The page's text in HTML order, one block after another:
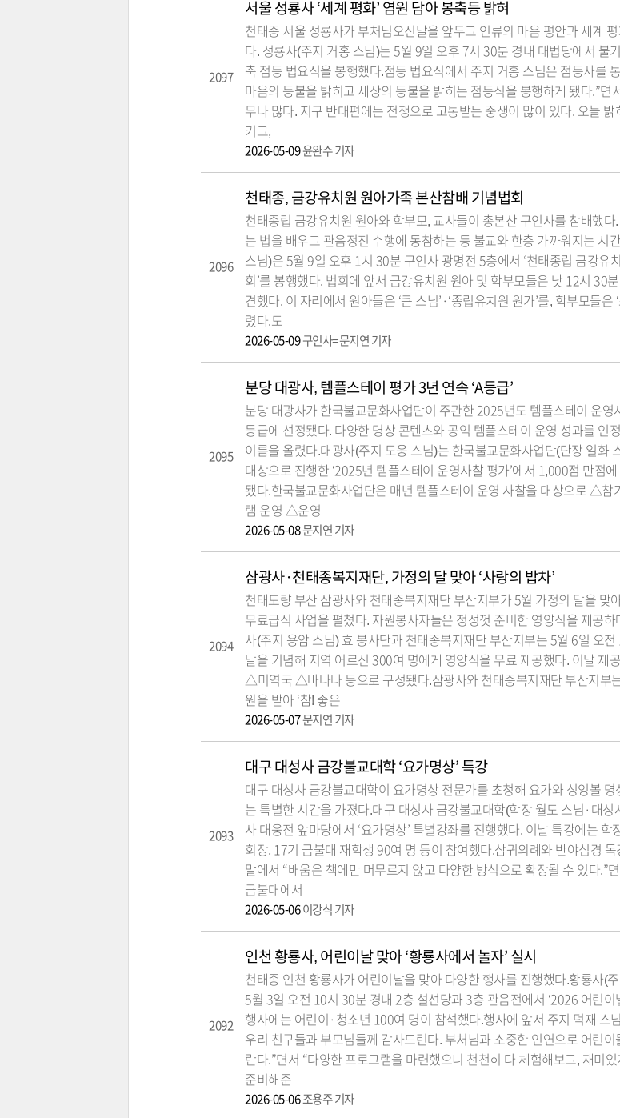
2097
서울 성룡사 ‘세계 평화’ 염원 담아 봉축등 밝혀
천태종 서울 성룡사가 부처님오신날을 앞두고 인류의 마음 평안과 세계
다. 성룡사(주지 거홍 스님)는 5월 9일 오후 7시 30분 경내 대법당에서 불
축 점등 법요식을 봉행했다.점등 법요식에서 주지 거홍 스님은 점등사를
마음의 등불을 밝히고 세상의 등불을 밝히는 점등식을 봉행하게 됐다.”면
무나 많다. 지구 반대편에는 전쟁으로 고통받는 중생이 많이 있다. 오늘 밝
키고,
2026-05-09윤완수 기자
2096
천태종, 금강유치원 원아가족 본산참배 기념법회
천태종립 금강유치원 원아와 학부모, 교사들이 총본산 구인사를 참배했
는 법을 배우고 관음정진 수행에 동참하는 등 불교와 한층 가까워지는 시
스님)은 5월 9일 오후 1시 30분 구인사 광명전 5층에서 ‘천태종립 금강유
회’를 봉행했다. 법회에 앞서 금강유치원 원아 및 학부모들은 낮 12시 30
견했다. 이 자리에서 원아들은 ‘큰 스님’·‘종립유치원 원가’를, 학부모들은
렸다.도
2026-05-09 구인사=문지연 기자
2095
분당 대광사, 템플스테이 평가 3년 연속 ‘A등급’
분당 대광사가 한국불교문화사업단이 주관한 2025년도 템플스테이 운영
등급에 선정됐다. 다양한 명상 콘텐츠와 공익 템플스테이 운영 성과를 인
이름을 올렸다.대광사(주지 도웅 스님)는 한국불교문화사업단(단장 일화
대상으로 진행한 ‘2025년 템플스테이 운영사찰 평가’에서 1,000점 만점에
됐다.한국불교문화사업단은 매년 템플스테이 운영 사찰을 대상으로 △
램 운영 △운영
2026-05-08문지연 기자
2094
삼광사·천태종복지재단, 가정의 달 맞아 ‘사랑의 밥차’
천태도량 부산 삼광사와 천태종복지재단 부산지부가 5월 가정의 달을 맞
무료급식 사업을 펼쳤다. 자원봉사자들은 정성껏 준비한 영양식을 제공
사(주지 용암 스님) 효 봉사단과 천태종복지재단 부산지부는 5월 6일 오전
날을 기념해 지역 어르신 300여 명에게 영양식을 무료 제공했다. 이날
△미역국 △바나나 등으로 구성됐다.삼광사와 천태종복지재단 부산지부
원을 받아 ‘참! 좋은
2026-05-07문지연 기자
2093
대구 대성사 금강불교대학 ‘요가명상’ 특강
대구 대성사 금강불교대학이 요가명상 전문가를 초청해 요가와 싱잉볼
는 특별한 시간을 가졌다.대구 대성사 금강불교대학(학장 월도 스님·대성
사 대웅전 앞마당에서 ‘요가명상’ 특별강좌를 진행했다. 이날 특강에는 학
회장, 17기 금불대 재학생 90여 명 등이 참여했다.삼귀의례와 반야심경
말에서 “배움은 책에만 머무르지 않고 다양한 방식으로 확장될 수 있다.”
금불대에서
2026-05-06 이강식 기자
2092
인천 황룡사, 어린이날 맞아 ‘황룡사에서 놀자’ 실시
천태종 인천 황룡사가 어린이날을 맞아 다양한 행사를 진행했다.황룡사(
5월 3일 오전 10시 30분 경내 2층 설선당과 3층 관음전에서 ‘2026 어린이
행사에는 어린이·청소년 100여 명이 참석했다.행사에 앞서 주지 덕재 스
우리 친구들과 부모님들께 감사드린다. 부처님과 소중한 인연으로 어린
란다.”면서 “다양한 프로그램을 마련했으니 천천히 다 체험해보고, 재미
준비해준
2026-05-06 조용주 기자